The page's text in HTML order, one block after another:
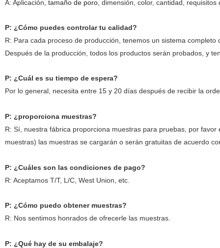
A: Aplicación , tamaño de poro, dimensión, color, cantidad,
P: ¿Cómo puedes controlar tu calidad?
R: Para cada proceso de producción, tenemos un sistema
Después de la producción, todos los productos serán probados, y
P: ¿Cuál es su tiempo de espera?
Por lo general, necesita entre 15 y 20 días después de recibir la
P: ¿proporciona muestras?
R: Sí, nuestra fábrica proporciona muestras para pruebas, por
muestras) las muestras se cargarán o serán gratuitas de acuerdo
P: ¿Cuáles son las condiciones de pago?
R: Aceptamos T/T, L/C, West Union, etc.
P: ¿Cómo puedo obtener muestras?
R: Nos sentimos honrados de ofrecerle las muestras.
P: ¿Qué hay de su embalaje?